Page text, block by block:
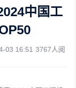
中国工
03 16:51 3767人阅